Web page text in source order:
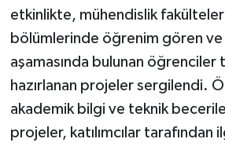
etkinlikte, mühendislik
bölümlerinde öğrenim gören
aşamasında bulunan öğrenciler
hazırlanan projeler sergilendi.
akademik bilgi ve teknik
projeler, katılımcılar tarafından